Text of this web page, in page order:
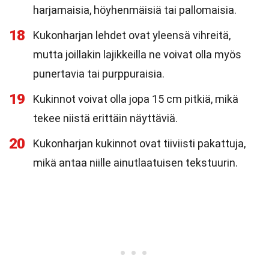
harjamaisia, höyhenmäisiä tai pallomaisia.
18
Kukonharjan lehdet ovat yleensä vihreitä,
mutta joillakin lajikkeilla ne voivat olla myös
punertavia tai purppuraisia.
19
Kukinnot voivat olla jopa 15 cm pitkiä, mikä
tekee niistä erittäin näyttäviä.
20
Kukonharjan kukinnot ovat tiiviisti pakattuja,
mikä antaa niille ainutlaatuisen tekstuurin.